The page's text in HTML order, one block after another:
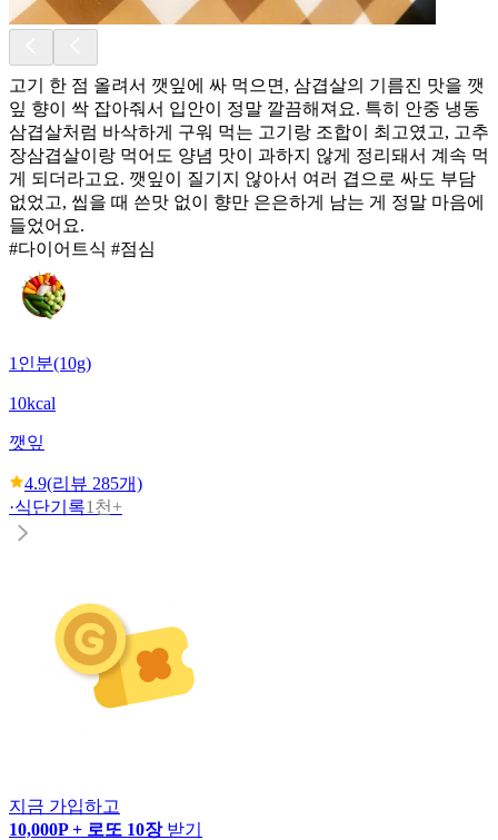
고기 한 점 올려서 깻잎에 싸 먹으면, 삼겹살의 기름진 맛을 깻
잎 향이 싹 잡아줘서 입안이 정말 깔끔해져요. 특히 안중 냉동
삼겹살처럼 바삭하게 구워 먹는 고기랑 조합이 최고였고, 고추
장삼겹살이랑 먹어도 양념 맛이 과하지 않게 정리돼서 계속 먹
게 되더라고요. 깻잎이 질기지 않아서 여러 겹으로 싸도 부담
없었고, 씹을 때 쓴맛 없이 향만 은은하게 남는 게 정말 마음에
들었어요.
#다이어트식 #점심
1인분(10g)
10kcal
깻잎
4.9(리뷰 285개)
·식단기록1천+
지금 가입하고
10,000P + 로또 10장 받기